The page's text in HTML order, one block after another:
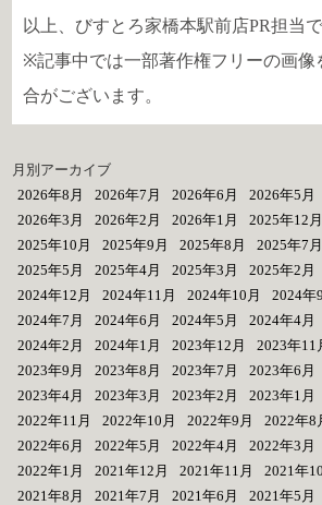
以上、びすとろ家橋本駅前店PR担当で
※記事中では一部著作権フリーの画像
合がございます。
月別アーカイブ
2026年8月
2026年7月 2026年6月 2026年5月
2026年3月
2026年2月 2026年1月 2025年12月
2025年10月
2025年9月 2025年8月 2025年7月
2025年5月
2025年4月 2025年3月 2025年2月
2024年12月
2024年11月 2024年10月 2024年
2024年7月
2024年6月 2024年5月 2024年4月
2024年2月
2024年1月 2023年12月 2023年11
2023年9月
2023年8月 2023年7月 2023年6月
2023年4月
2023年3月 2023年2月 2023年1月
2022年11月
2022年10月 2022年9月 2022年8
2022年6月
2022年5月 2022年4月 2022年3月
2022年1月
2021年12月 2021年11月 2021年
2021年8月
2021年7月 2021年6月 2021年5月